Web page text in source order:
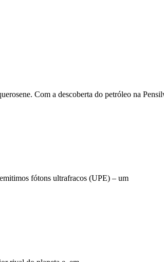
Com a descoberta do petróleo na
fótons ultrafracos (UPE) – um